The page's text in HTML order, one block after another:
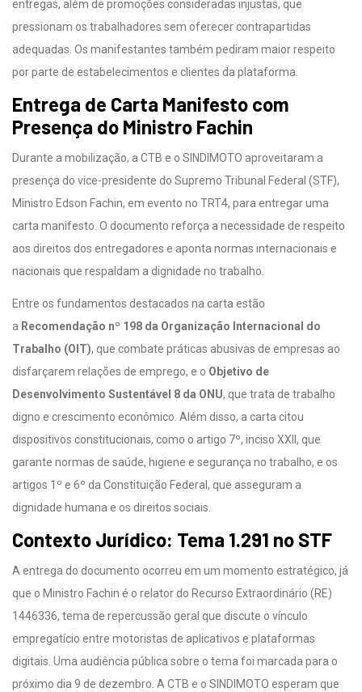
entregas, além de promoções consideradas injustas, que
pressionam os trabalhadores sem oferecer contrapartidas
adequadas. Os manifestantes também pediram maior respeito
por parte de estabelecimentos e clientes da plataforma.
Entrega de Carta Manifesto com
Presença do Ministro Fachin
Durante a mobilização, a CTB e o SINDIMOTO aproveitaram a
presença do vice-presidente do Supremo Tribunal Federal (STF),
Ministro Edson Fachin, em evento no TRT4, para entregar uma
carta manifesto. O documento reforça a necessidade de respeito
aos direitos dos entregadores e aponta normas internacionais e
nacionais que respaldam a dignidade no trabalho.
Entre os fundamentos destacados na carta estão
a Recomendação nº 198 da Organização Internacional do
Trabalho (OIT), que combate práticas abusivas de empresas ao
disfarçarem relações de emprego, e o Objetivo de
Desenvolvimento Sustentável 8 da ONU, que trata de trabalho
digno e crescimento econômico. Além disso, a carta citou
dispositivos constitucionais, como o artigo 7º, inciso XXII, que
garante normas de saúde, higiene e segurança no trabalho, e os
artigos 1º e 6º da Constituição Federal, que asseguram a
dignidade humana e os direitos sociais.
Contexto Jurídico: Tema 1.291 no STF
A entrega do documento ocorreu em um momento estratégico, já
que o Ministro Fachin é o relator do Recurso Extraordinário (RE)
1446336, tema de repercussão geral que discute o vínculo
empregatício entre motoristas de aplicativos e plataformas
digitais. Uma audiência pública sobre o tema foi marcada para o
próximo dia 9 de dezembro. A CTB e o SINDIMOTO esperam que